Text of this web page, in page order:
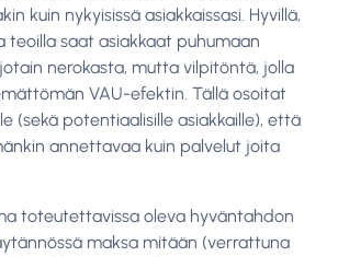
kuin nykyisissä asiakkaissasi. Hyvillä,
saat asiakkaat puhumaan
nerokasta, mutta vilpitöntä, jolla
VAU-efektin. Tällä osoitat
(sekä potentiaalisille asiakkaille), että
annettavaa kuin palvelut joita
toteutettavissa oleva hyväntahdon
maksa mitään (verrattuna